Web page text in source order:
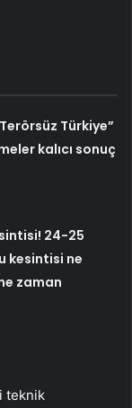
Türkiye”
kalıcı sonuç
24-25
kesintisi ne
zaman
teknik